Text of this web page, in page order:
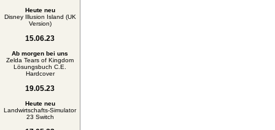
Heute neu
Disney Illusion Island (UK
Version)
15.06.23
Ab morgen bei uns
Zelda Tears of Kingdom
Lösungsbuch C.E.
Hardcover
19.05.23
Heute neu
Landwirtschafts-Simulator
23 Switch